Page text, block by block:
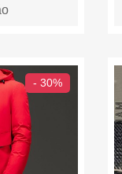
- 30%